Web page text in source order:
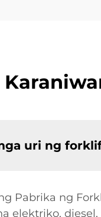
uri ng
Pabrika ng
elektriko,